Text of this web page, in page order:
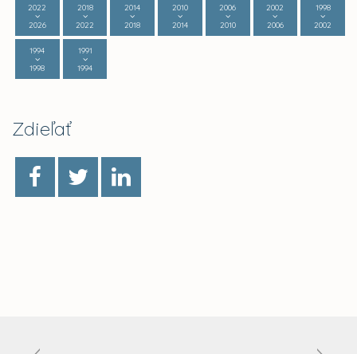
2022
2026
2018
2022
2014
2018
2010
2014
2006
2010
2002
2006
1998
2002
1994
1998
1991
1994
Zdieľať